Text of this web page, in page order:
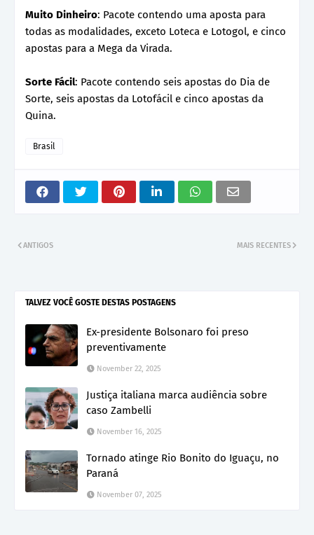
Muito Dinheiro: Pacote contendo uma aposta para
todas as modalidades, exceto Loteca e Lotogol, e cinco
apostas para a Mega da Virada.
Sorte Fácil: Pacote contendo seis apostas do Dia de
Sorte, seis apostas da Lotofácil e cinco apostas da
Quina.
Brasil
MAIS RECENTES
ANTIGOS
TALVEZ VOCÊ GOSTE DESTAS POSTAGENS
Ex-presidente Bolsonaro foi preso
preventivamente
November 22, 2025
Justiça italiana marca audiência sobre
caso Zambelli
November 16, 2025
Tornado atinge Rio Bonito do Iguaçu, no
Paraná
November 07, 2025